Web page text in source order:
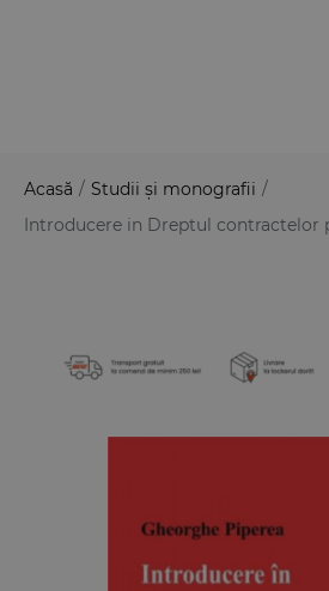
Acasă / Studii și monografii /
Introducere in Dreptul contractelor